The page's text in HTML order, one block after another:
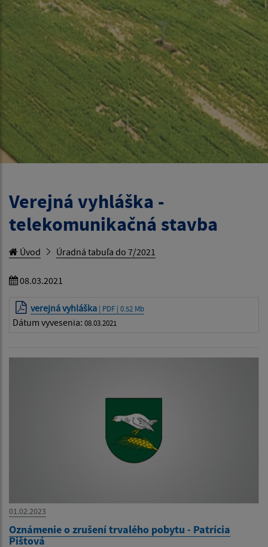
Verejná vyhláška -
telekomunikačná stavba
Úvod Úradná tabuľa do 7/2021
08.03.2021
verejná vyhláška | PDF | 0.52 Mb
Dátum vyvesenia: 08.03.2021
01.02.2023
Oznámenie o zrušení trvalého pobytu - Patrícia
Pištová